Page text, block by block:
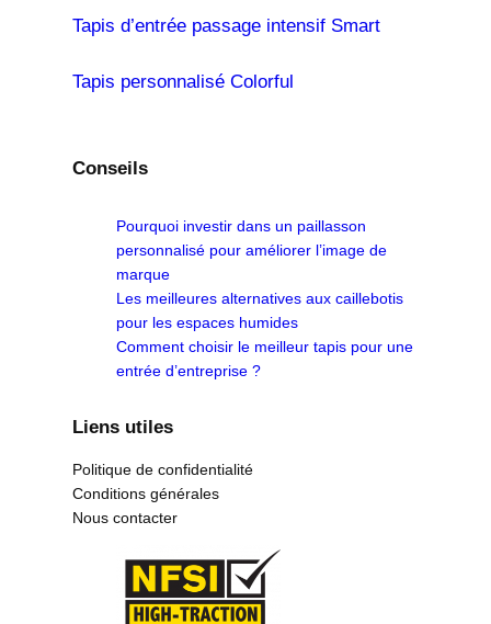
Tapis d’entrée passage intensif Smart
Tapis personnalisé Colorful
Conseils
Pourquoi investir dans un paillasson
personnalisé pour améliorer l’image de
marque
Les meilleures alternatives aux caillebotis
pour les espaces humides
Comment choisir le meilleur tapis pour une
entrée d’entreprise ?
Liens utiles
Politique de confidentialité
Conditions générales
Nous contacter